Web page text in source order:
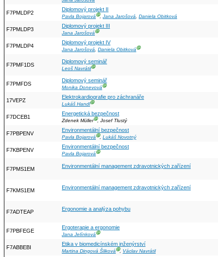
F7PMLDP2
Diplomový projekt II
Pavla BojarováⒼ, Jana Jarošová, Daniela Obitková
F7PMLDP3
Diplomový projekt III
Jana JarošováⒼ
F7PMLDP4
Diplomový projekt IV
Jana Jarošová, Daniela ObitkováⒼ
F7PMF1DS
Diplomový seminář
Leoš NavrátilⒼ
F7PMFDS
Diplomový seminář
Monika DonevováⒼ
17VEPZ
Elektrokardiografie pro záchranáře
Lukáš HandlⒼ
F7DCEB1
Energetická bezpečnost
Zdenek MüllerⒼ, Josef Tlustý
F7PBPENV
Environmentální bezpečnost
Pavla BojarováⒼ, Lukáš Novotný
F7KBPENV
Environmentální bezpečnost
Pavla BojarováⒼ
F7PMS1EM Environmentální management zdravotnických zařízení
F7KMS1EM Environmentální management zdravotnických zařízení
F7ADTEAP Ergonomie a analýza pohybu
F7PBFEGE
Ergoterapie a ergonomie
Jana JelínkováⒼ
F7ABBEBI
Etika v biomedicínském inženýrství
Martina Dingová ŠlikováⒼ, Václav Navrátil